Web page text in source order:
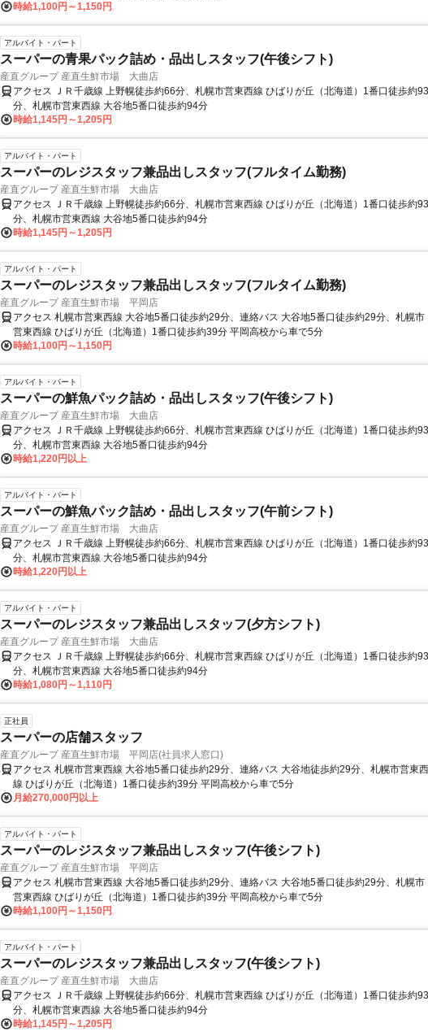
時給1,100円～1,150円
アルバイト・パート
スーパーの青果パック詰め・品出しスタッフ(午後シフト)
産直グループ 産直生鮮市場 大曲店
時給1,145円～1,205円
アクセス ＪＲ千歳線 上野幌徒歩約66分、札幌市営東西線 ひばりが丘（北海道）1番口徒歩約93
分、札幌市営東西線 大谷地5番口徒歩約94分
アルバイト・パート
スーパーのレジスタッフ兼品出しスタッフ(フルタイム勤務)
産直グループ 産直生鮮市場 大曲店
時給1,145円～1,205円
アクセス ＪＲ千歳線 上野幌徒歩約66分、札幌市営東西線 ひばりが丘（北海道）1番口徒歩約93
分、札幌市営東西線 大谷地5番口徒歩約94分
アルバイト・パート
スーパーのレジスタッフ兼品出しスタッフ(フルタイム勤務)
産直グループ 産直生鮮市場 平岡店
時給1,100円～1,150円
アクセス 札幌市営東西線 大谷地5番口徒歩約29分、連絡バス 大谷地5番口徒歩約29分、札幌市
営東西線 ひばりが丘（北海道）1番口徒歩約39分 平岡高校から車で5分
アルバイト・パート
スーパーの鮮魚パック詰め・品出しスタッフ(午後シフト)
産直グループ 産直生鮮市場 大曲店
時給1,220円以上
アクセス ＪＲ千歳線 上野幌徒歩約66分、札幌市営東西線 ひばりが丘（北海道）1番口徒歩約93
分、札幌市営東西線 大谷地5番口徒歩約94分
アルバイト・パート
スーパーの鮮魚パック詰め・品出しスタッフ(午前シフト)
産直グループ 産直生鮮市場 大曲店
時給1,220円以上
アクセス ＪＲ千歳線 上野幌徒歩約66分、札幌市営東西線 ひばりが丘（北海道）1番口徒歩約93
分、札幌市営東西線 大谷地5番口徒歩約94分
アルバイト・パート
スーパーのレジスタッフ兼品出しスタッフ(夕方シフト)
産直グループ 産直生鮮市場 大曲店
時給1,080円～1,110円
アクセス ＪＲ千歳線 上野幌徒歩約66分、札幌市営東西線 ひばりが丘（北海道）1番口徒歩約93
分、札幌市営東西線 大谷地5番口徒歩約94分
正社員
スーパーの店舗スタッフ
産直グループ 産直生鮮市場 平岡店(社員求人窓口)
月給270,000円以上
アクセス 札幌市営東西線 大谷地5番口徒歩約29分、連絡バス 大谷地徒歩約29分、札幌市営東西
線 ひばりが丘（北海道）1番口徒歩約39分 平岡高校から車で5分
アルバイト・パート
スーパーのレジスタッフ兼品出しスタッフ(午後シフト)
産直グループ 産直生鮮市場 平岡店
時給1,100円～1,150円
アクセス 札幌市営東西線 大谷地5番口徒歩約29分、連絡バス 大谷地5番口徒歩約29分、札幌市
営東西線 ひばりが丘（北海道）1番口徒歩約39分 平岡高校から車で5分
アルバイト・パート
スーパーのレジスタッフ兼品出しスタッフ(午後シフト)
産直グループ 産直生鮮市場 大曲店
時給1,145円～1,205円
アクセス ＪＲ千歳線 上野幌徒歩約66分、札幌市営東西線 ひばりが丘（北海道）1番口徒歩約93
分、札幌市営東西線 大谷地5番口徒歩約94分